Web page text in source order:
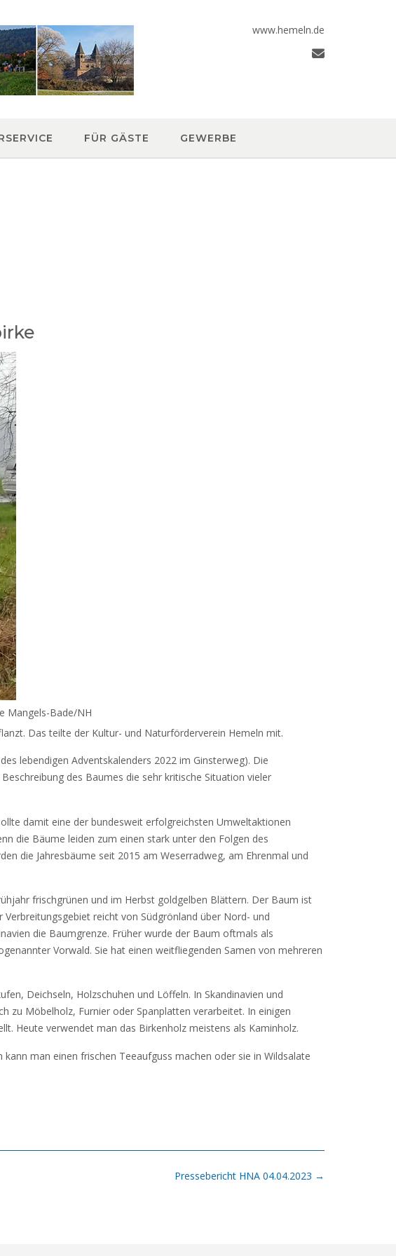
www.hemeln.de
FÜR GÄSTE GEWERBE
Mangels-Bade/NH
Das teilte der Kultur- und Naturförderverein Hemeln mit.
lebendigen Adventskalenders 2022 im Ginsterweg). Die
des Baumes die sehr kritische Situation vieler
damit eine der bundesweit erfolgreichsten Umweltaktionen
die Bäume leiden zum einen stark unter den Folgen des
die Jahresbäume seit 2015 am Weserradweg, am Ehrenmal und
frischgrünen und im Herbst goldgelben Blättern. Der Baum ist
reicht von Südgrönland über Nord- und
die Baumgrenze. Früher wurde der Baum oftmals als
Vorwald. Sie hat einen weitfliegenden Samen von mehreren
Deichseln, Holzschuhen und Löffeln. In Skandinavien und
zu Möbelholz, Furnier oder Spanplatten verarbeitet. In einigen
Heute verwendet man das Birkenholz meistens als Kaminholz.
man einen frischen Teeaufguss machen oder sie in Wildsalate
Pressebericht HNA 04.04.2023 →